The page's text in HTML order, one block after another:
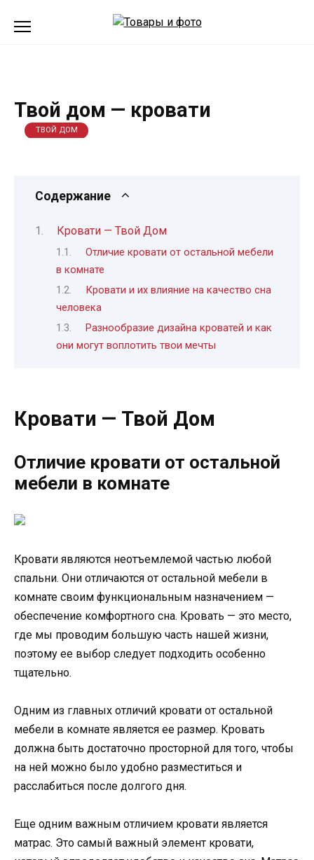
Твой дом — кровати
ТВОЙ ДОМ
Содержание
Кровати — Твой Дом
Отличие кровати от остальной мебели
в комнате
Кровати и их влияние на качество сна
человека
Разнообразие дизайна кроватей и как
они могут воплотить твои мечты
Кровати — Твой Дом
Отличие кровати от остальной
мебели в комнате
Кровати являются неотъемлемой частью любой
спальни. Они отличаются от остальной мебели в
комнате своим функциональным назначением —
обеспечение комфортного сна. Кровать — это место,
где мы проводим большую часть нашей жизни,
поэтому ее выбор следует подходить особенно
тщательно.
Одним из главных отличий кровати от остальной
мебели в комнате является ее размер. Кровать
должна быть достаточно просторной для того, чтобы
на ней можно было удобно разместиться и
расслабиться после долгого дня.
Еще одним важным отличием кровати является
матрас. Это самый важный элемент кровати,